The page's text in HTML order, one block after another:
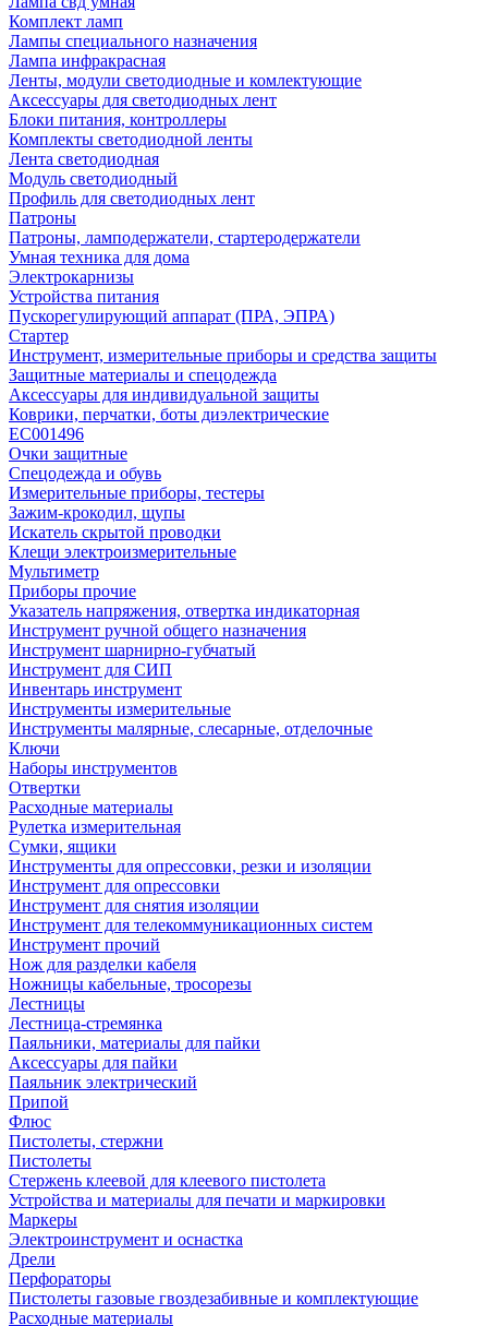
Комплект ламп
Лампы специального назначения
Лампа инфракрасная
Ленты, модули светодиодные и комлектующие
Аксессуары для светодиодных лент
Блоки питания, контроллеры
Комплекты светодиодной ленты
Лента светодиодная
Модуль светодиодный
Профиль для светодиодных лент
Патроны
Патроны, ламподержатели, стартеродержатели
Умная техника для дома
Электрокарнизы
Устройства питания
Пускорегулирующий аппарат (ПРА, ЭПРА)
Стартер
Инструмент, измерительные приборы и средства защиты
Защитные материалы и спецодежда
Аксессуары для индивидуальной защиты
Коврики, перчатки, боты диэлектрические
EC001496
Очки защитные
Спецодежда и обувь
Измерительные приборы, тестеры
Зажим-крокодил, щупы
Искатель скрытой проводки
Клещи электроизмерительные
Мультиметр
Приборы прочие
Указатель напряжения, отвертка индикаторная
Инструмент ручной общего назначения
Инструмент шарнирно-губчатый
Инструмент для СИП
Инвентарь инструмент
Инструменты измерительные
Инструменты малярные, слесарные, отделочные
Ключи
Наборы инструментов
Отвертки
Расходные материалы
Рулетка измерительная
Сумки, ящики
Инструменты для опрессовки, резки и изоляции
Инструмент для опрессовки
Инструмент для снятия изоляции
Инструмент для телекоммуникационных систем
Инструмент прочий
Нож для разделки кабеля
Ножницы кабельные, тросорезы
Лестницы
Лестница-стремянка
Паяльники, материалы для пайки
Аксессуары для пайки
Паяльник электрический
Припой
Флюс
Пистолеты, стержни
Пистолеты
Стержень клеевой для клеевого пистолета
Устройства и материалы для печати и маркировки
Маркеры
Электроинструмент и оснастка
Дрели
Перфораторы
Пистолеты газовые гвоздезабивные и комплектующие
Расходные материалы